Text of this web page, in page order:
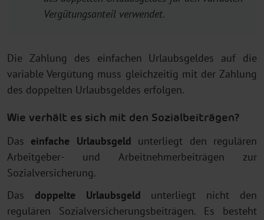
Vergütungsanteil verwendet.
Die Zahlung des einfachen Urlaubsgeldes auf die
variable Vergütung muss gleichzeitig mit der Zahlung
des doppelten Urlaubsgeldes erfolgen.
Wie verhält es sich mit den Sozialbeiträgen?
Das einfache Urlaubsgeld unterliegt den regulären
Arbeitgeber- und Arbeitnehmerbeiträgen zur
Sozialversicherung.
Das doppelte Urlaubsgeld unterliegt nicht den
regulären Sozialversicherungsbeiträgen. Es besteht